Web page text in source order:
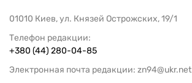
01010 Киев, ул. Князей Острожских, 19/1
Телефон редакции:
+380 (44) 280-04-85
Электронная почта редакции: zn94@ukr.net